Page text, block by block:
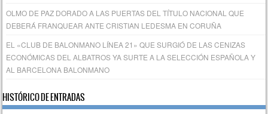
OLMO DE PAZ DORADO A LAS PUERTAS DEL TÍTULO NACIONAL QUE
DEBERÁ FRANQUEAR ANTE CRISTIAN LEDESMA EN CORUÑA
EL «CLUB DE BALONMANO LÍNEA 21» QUE SURGIÓ DE LAS CENIZAS
ECONÓMICAS DEL ALBATROS YA SURTE A LA SELECCIÓN ESPAÑOLA Y
AL BARCELONA BALONMANO
HISTÓRICO DE ENTRADAS